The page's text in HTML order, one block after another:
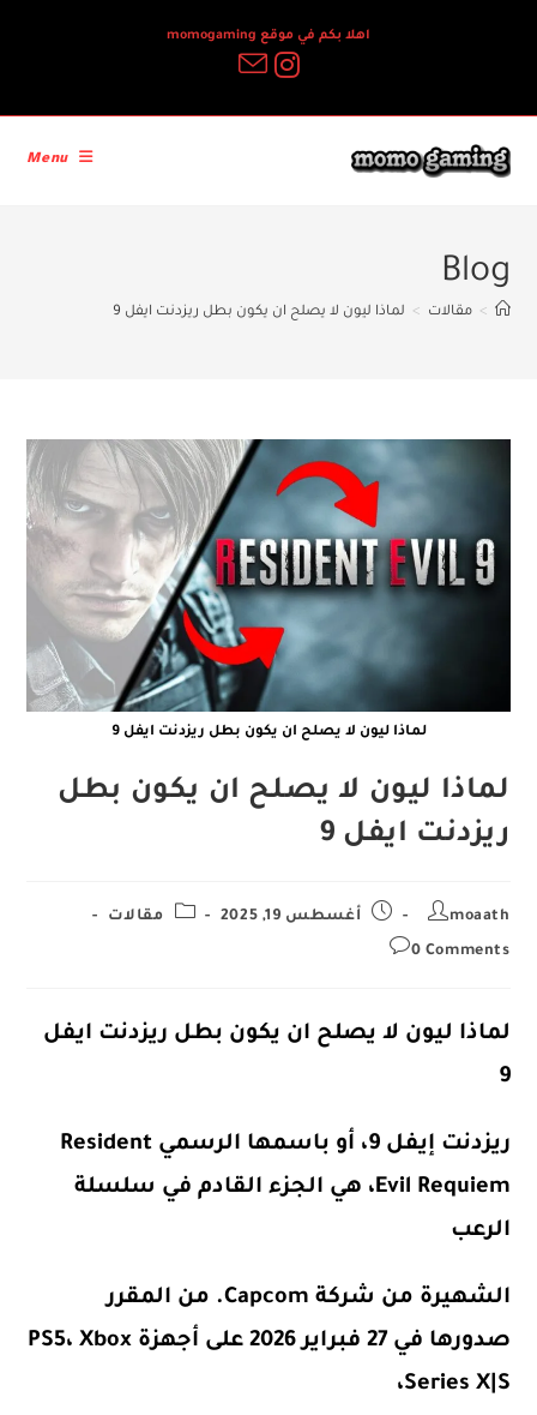
اهلا بكم في موقع momogaming
Menu
Blog
> مقالات > لماذا ليون لا يصلح ان يكون بطل ريزدنت ايفل 9
لماذا ليون لا يصلح ان يكون بطل ريزدنت ايفل 9
لماذا ليون لا يصلح ان يكون بطل
ريزدنت ايفل 9
Post
moaath
Post أغسطس 19, 2025
Post مقالات
Post
0 Comments
لماذا ليون لا يصلح ان يكون بطل ريزدنت ايفل
9
ريزدنت إيفل 9 ، أو باسمها الرسميResident
Evil Requiem، هي الجزء القادم في سلسلة
الرعب
الشهيرة من شركة Capcom. من المقرر
صدورها في27 فبراير 2026 على أجهزةPS5، Xbox
Series X|S،